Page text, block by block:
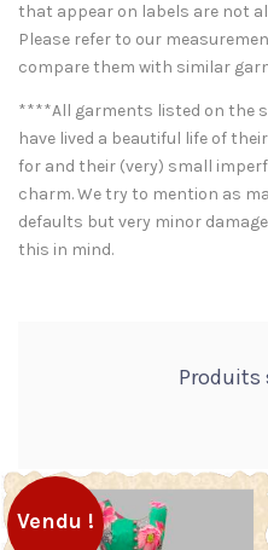
that appear on labels are not
Please refer to our
compare them with similar
****All garments listed on the
have lived a beautiful life of
for and their (very) small
charm. We try to mention as
defaults but very minor
this in mind.
Produits
Vendu !